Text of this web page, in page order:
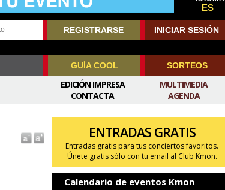
ES
REGISTRARSE INICIAR SESIÓN
GUÍA COOL SORTEOS
MULTIMEDIA
AGENDA
EDICIÓN IMPRESA
CONTACTA
ENTRADAS GRATIS
Entradas gratis para tus conciertos favoritos.
Únete gratis sólo con tu email al Club Kmon.
Calendario de eventos Kmon